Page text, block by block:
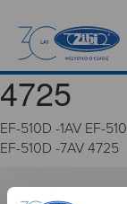
4725
EF-510D -1AV EF-
EF-510D -7AV 4725